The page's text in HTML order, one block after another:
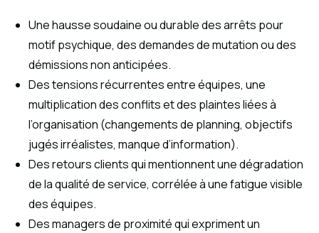
Une hausse soudaine ou durable des arrêts pour
motif psychique, des demandes de mutation ou des
démissions non anticipées.
Des tensions récurrentes entre équipes, une
multiplication des conflits et des plaintes liées à
l’organisation (changements de planning, objectifs
jugés irréalistes, manque d’information).
Des retours clients qui mentionnent une dégradation
de la qualité de service, corrélée à une fatigue visible
des équipes.
Des managers de proximité qui expriment un